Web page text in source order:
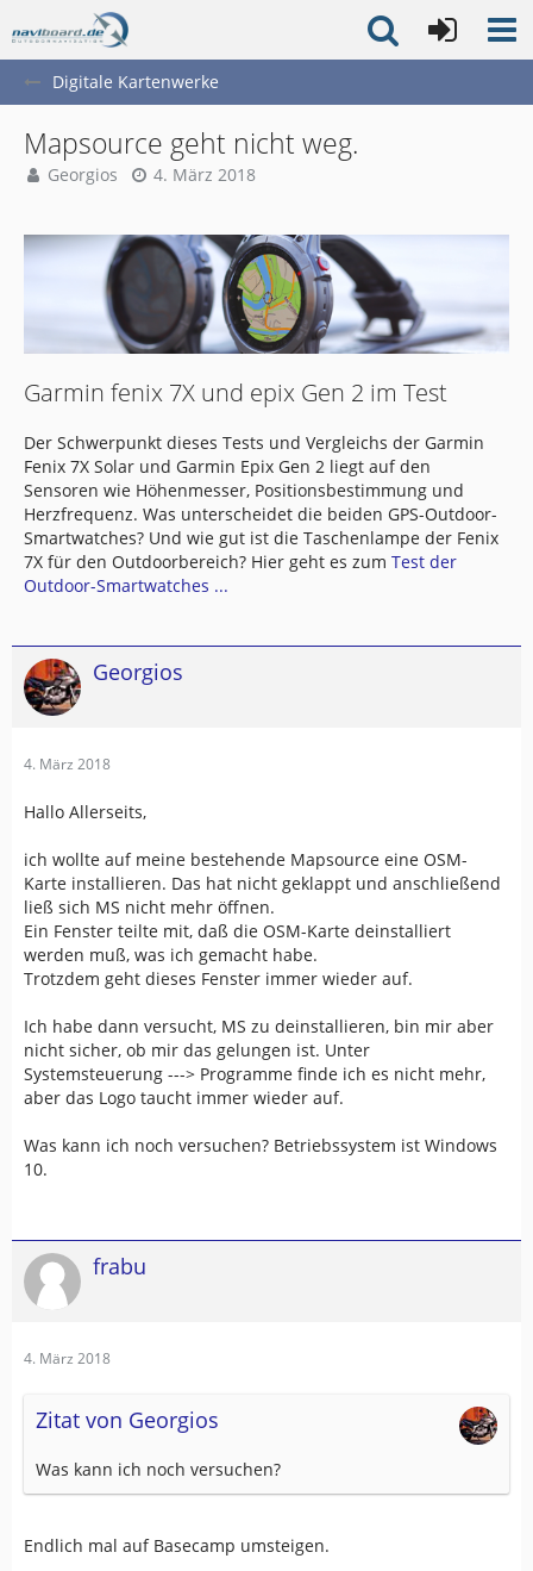
Digitale Kartenwerke
Mapsource geht nicht weg.
Georgios 4. März 2018
Garmin fenix 7X und epix Gen 2 im Test
Der Schwerpunkt dieses Tests und Vergleichs der Garmin
Fenix 7X Solar und Garmin Epix Gen 2 liegt auf den
Sensoren wie Höhenmesser, Positionsbestimmung und
Herzfrequenz. Was unterscheidet die beiden GPS-Outdoor-
Smartwatches? Und wie gut ist die Taschenlampe der Fenix
7X für den Outdoorbereich? Hier geht es zum Test der
Outdoor-Smartwatches ...
Georgios
4. März 2018
Hallo Allerseits,
ich wollte auf meine bestehende Mapsource eine OSM-
Karte installieren. Das hat nicht geklappt und anschließend
ließ sich MS nicht mehr öffnen.
Ein Fenster teilte mit, daß die OSM-Karte deinstalliert
werden muß, was ich gemacht habe.
Trotzdem geht dieses Fenster immer wieder auf.
Ich habe dann versucht, MS zu deinstallieren, bin mir aber
nicht sicher, ob mir das gelungen ist. Unter
Systemsteuerung ---> Programme finde ich es nicht mehr,
aber das Logo taucht immer wieder auf.
Was kann ich noch versuchen? Betriebssystem ist Windows
10.
frabu
4. März 2018
Zitat von Georgios
Was kann ich noch versuchen?
Endlich mal auf Basecamp umsteigen.